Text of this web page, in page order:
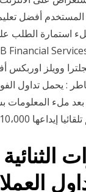
استمارة الطلب
وويلز اوربكس
: يحمل تداول
ملء